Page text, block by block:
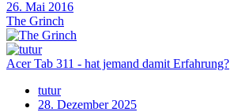
26. Mai 2016
The Grinch
Acer Tab 311 - hat jemand damit Erfahrung?
tutur
28. Dezember 2025